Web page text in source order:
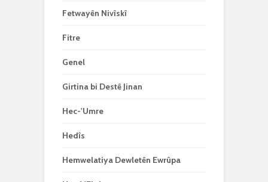
Fetwayên Nivîskî
Fitre
Genel
Girtina bi Destê Jinan
Hec-'Umre
Hedîs
Hemwelatiya Dewletên Ewrûpa